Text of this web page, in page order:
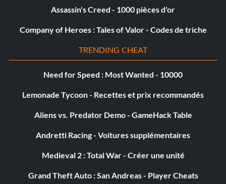
Assassin's Creed - 1000 pièces d'or
Company of Heroes : Tales of Valor - Codes de triche
TRENDING CHEAT
Need for Speed : Most Wanted - 10000
Lemonade Tycoon - Recettes et prix recommandés
Aliens vs. Predator Demo - GameHack Table
Andretti Racing - Voitures supplémentaires
Medieval 2 : Total War - Créer une unité
Grand Theft Auto : San Andreas - Player Cheats